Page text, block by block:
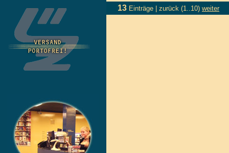
13 Einträge | zurück (1..10) weiter